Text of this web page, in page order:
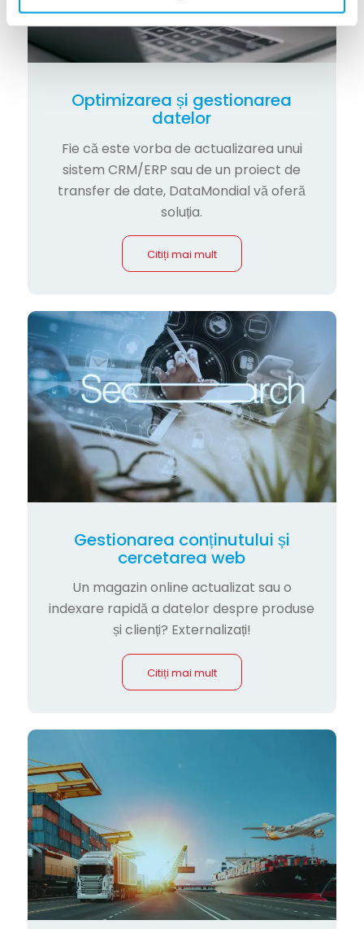
Optimizarea și gestionarea
datelor
Fie că este vorba de actualizarea unui
sistem CRM/ERP sau de un proiect de
transfer de date, DataMondial vă oferă
soluția.
Citiți mai mult
Gestionarea conținutului și
cercetarea web
Un magazin online actualizat sau o
indexare rapidă a datelor despre produse
și clienți? Externalizați!
Citiți mai mult